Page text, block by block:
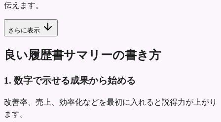
伝えます。
さらに表示
良い履歴書サマリーの書き方
1. 数字で示せる成果から始める
改善率、売上、効率化などを最初に入れると説得力が上がり
ます。